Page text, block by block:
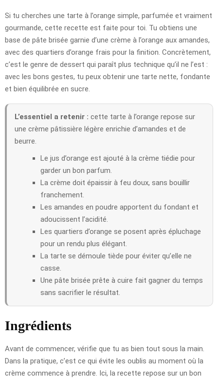
Si tu cherches une tarte à l’orange simple, parfumée et vraiment
gourmande, cette recette est faite pour toi. Tu obtiens une
base de pâte brisée garnie d’une crème à l’orange aux amandes,
avec des quartiers d’orange frais pour la finition. Concrètement,
c’est le genre de dessert qui paraît plus technique qu’il ne l’est :
avec les bons gestes, tu peux obtenir une tarte nette, fondante
et bien équilibrée en sucre.
L’essentiel a retenir : cette tarte à l’orange repose sur
une crème pâtissière légère enrichie d’amandes et de
beurre.
Le jus d’orange est ajouté à la crème tiédie pour
garder un bon parfum.
La crème doit épaissir à feu doux, sans bouillir
franchement.
Les amandes en poudre apportent du fondant et
adoucissent l’acidité.
Les quartiers d’orange se posent après épluchage
pour un rendu plus élégant.
La tarte se démoule tiède pour éviter qu’elle ne
casse.
Une pâte brisée prête à cuire fait gagner du temps
sans sacrifier le résultat.
Ingrédients
Avant de commencer, vérifie que tu as bien tout sous la main.
Dans la pratique, c’est ce qui évite les oublis au moment où la
crème commence à prendre. Ici, la recette repose sur un bon